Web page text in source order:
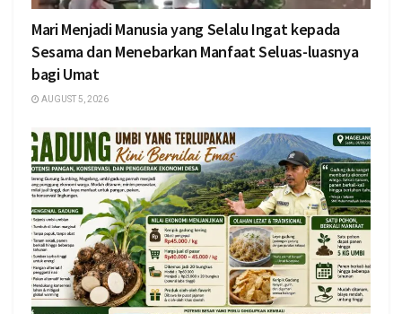
Mari Menjadi Manusia yang Selalu Ingat kepada
Sesama dan Menebarkan Manfaat Seluas-luasnya
bagi Umat
AUGUST 5, 2026